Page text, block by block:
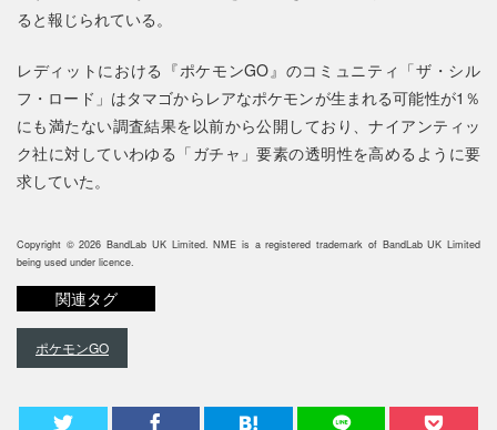
ると報じられている。
レディットにおける『ポケモンGO』のコミュニティ「ザ・シル
フ・ロード」はタマゴからレアなポケモンが生まれる可能性が1％
にも満たない調査結果を以前から公開しており、ナイアンティッ
ク社に対していわゆる「ガチャ」要素の透明性を高めるように要
求していた。
Copyright © 2026 BandLab UK Limited. NME is a registered trademark of BandLab UK Limited
being used under licence.
関連タグ
ポケモンGO